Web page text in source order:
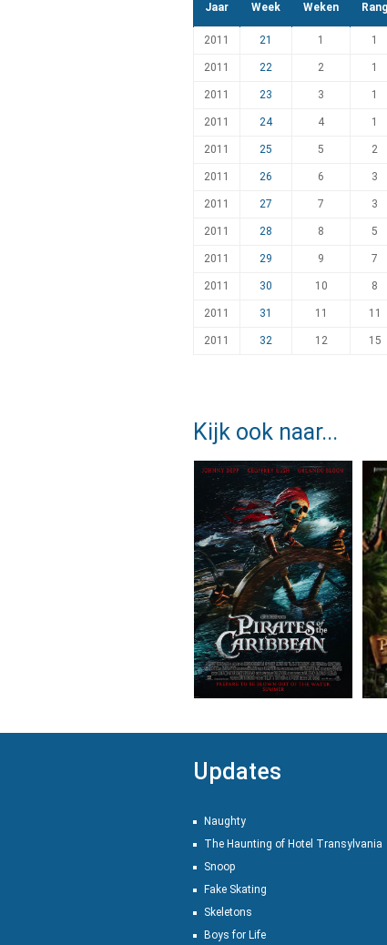
Jaar Week Weken Rang
2011 21 1 1
2011 22 2 1
2011 23 3 1
2011 24 4 1
2011 25 5 2
2011 26 6 3
2011 27 7 3
2011 28 8 5
2011 29 9 7
2011 30 10 8
2011 31 11 11
2011 32 12 15
Kijk ook naar...
Updates
Naughty
The Haunting of Hotel Transylvania
Snoop
Fake Skating
Skeletons
Boys for Life